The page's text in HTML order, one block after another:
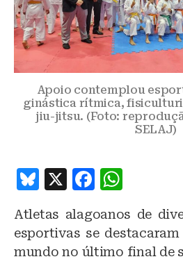
Apoio contemplou
ginástica rítmica,
jiu-jitsu. (Foto:
SELAJ)
B
e
s
X
F
c
e
at
s
Atletas alagoanos de
esportivas se
mundo no último final de